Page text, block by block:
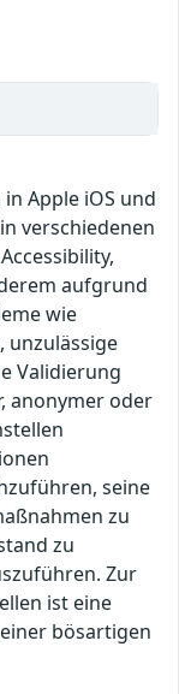
Apple iOS und
verschiedenen
aufgrund
wie
unzulässige
Validierung
anonymer oder
seine
zu
zu
Zur
ist eine
bösartigen